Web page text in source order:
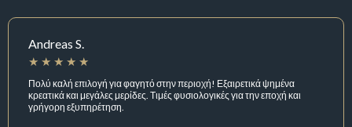
Andreas S.
Πολύ καλή επιλογή για φαγητό στην περιοχή! Εξαιρετικά ψημένα
κρεατικά και μεγάλες μερίδες. Τιμές φυσιολογικές για την εποχή και
γρήγορη εξυπηρέτηση.